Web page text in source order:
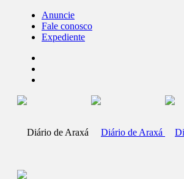
Anuncie
Fale conosco
Expediente